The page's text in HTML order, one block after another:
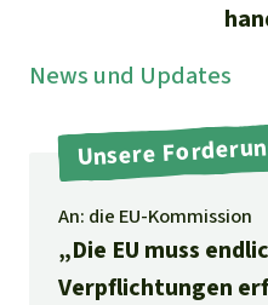
Português
Waldschutz
Schutz
Spenden
Afrika
News und Updates
Unsere
An: die EU-Kommission
„Die EU muss
Verpflichtungen